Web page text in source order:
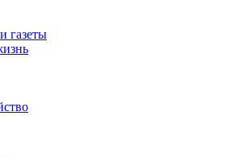
газеты